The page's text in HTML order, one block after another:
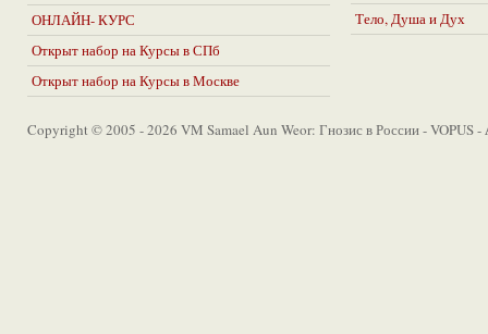
ОНЛАЙН- КУРС
Открыт набор на Курсы в СПб
Открыт набор на Курсы в Москве
Тело, Душа и Дух
Copyright © 2005 - 2026 VM Samael Aun Weor: Гнозис в России - VOPUS -